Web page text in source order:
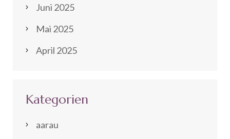
Juni 2025
Mai 2025
April 2025
Kategorien
aarau